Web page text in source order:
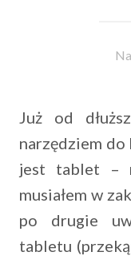
Już od
narzędziem
jest tablet –
musiałem w
po drugie
tabletu